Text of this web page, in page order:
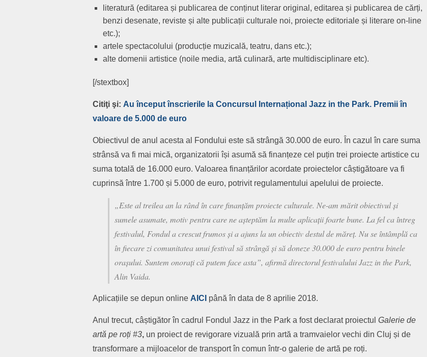
literatură (editarea și publicarea de conținut literar original, editarea și publicarea de cărți,
benzi desenate, reviste și alte publicații culturale noi, proiecte editoriale și literare on-line
etc.);
artele spectacolului (producție muzicală, teatru, dans etc.);
alte domenii artistice (noile media, artă culinară, arte multidisciplinare etc).
[/stextbox]
Citiţi şi: Au început înscrierile la Concursul Internațional Jazz in the Park. Premii în
valoare de 5.000 de euro
Obiectivul de anul acesta al Fondului este să strângă 30.000 de euro. În cazul în care suma
strânsă va fi mai mică, organizatorii își asumă să finanțeze cel puțin trei proiecte artistice cu
suma totală de 16.000 euro. Valoarea finanțărilor acordate proiectelor câștigătoare va fi
cuprinsă între 1.700 și 5.000 de euro, potrivit regulamentului apelului de proiecte.
„Este al treilea an la rând în care finanțăm proiecte culturale. Ne-am mărit obiectivul și
sumele asumate, motiv pentru care ne așteptăm la multe aplicații foarte bune. La fel ca întreg
festivalul, Fondul a crescut frumos și a ajuns la un obiectiv destul de măreț. Nu se întâmplă ca
în fiecare zi comunitatea unui festival să strângă și să doneze 30.000 de euro pentru binele
orașului. Suntem onorați că putem face asta”, afirmă directorul festivalului Jazz in the Park,
Alin Vaida.
Aplicațiile se depun online AICI până în data de 8 aprilie 2018.
Anul trecut, câștigător în cadrul Fondul Jazz in the Park a fost declarat proiectul Galerie de
artă pe roți #3, un proiect de revigorare vizuală prin artă a tramvaielor vechi din Cluj și de
transformare a mijloacelor de transport în comun într-o galerie de artă pe roți.